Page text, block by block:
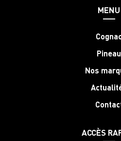
MENU
Pineau
Nos
ACCÈS